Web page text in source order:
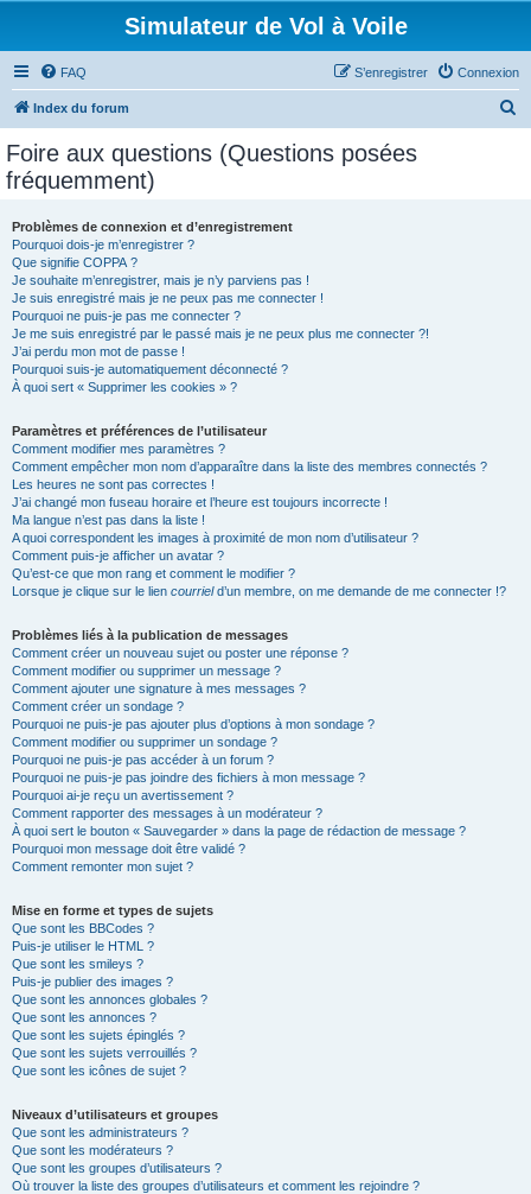
Simulateur de Vol à Voile
FAQ Connexion
S’enregistrer
Index du forum
Foire aux questions (Questions posées
fréquemment)
Problèmes de connexion et d’enregistrement
Pourquoi dois-je m’enregistrer ?
Que signifie COPPA ?
Je souhaite m’enregistrer, mais je n’y parviens pas !
Je suis enregistré mais je ne peux pas me connecter !
Pourquoi ne puis-je pas me connecter ?
Je me suis enregistré par le passé mais je ne peux plus me connecter ?!
J’ai perdu mon mot de passe !
Pourquoi suis-je automatiquement déconnecté ?
À quoi sert « Supprimer les cookies » ?
Paramètres et préférences de l’utilisateur
Comment modifier mes paramètres ?
Comment empêcher mon nom d’apparaître dans la liste des membres connectés ?
Les heures ne sont pas correctes !
J’ai changé mon fuseau horaire et l’heure est toujours incorrecte !
Ma langue n’est pas dans la liste !
A quoi correspondent les images à proximité de mon nom d’utilisateur ?
Comment puis-je afficher un avatar ?
Qu’est-ce que mon rang et comment le modifier ?
Lorsque je clique sur le lien courrield’un membre, on me demande de me connecter !?
Problèmes liés à la publication de messages
Comment créer un nouveau sujet ou poster une réponse ?
Comment modifier ou supprimer un message ?
Comment ajouter une signature à mes messages ?
Comment créer un sondage ?
Pourquoi ne puis-je pas ajouter plus d’options à mon sondage ?
Comment modifier ou supprimer un sondage ?
Pourquoi ne puis-je pas accéder à un forum ?
Pourquoi ne puis-je pas joindre des fichiers à mon message ?
Pourquoi ai-je reçu un avertissement ?
Comment rapporter des messages à un modérateur ?
À quoi sert le bouton « Sauvegarder » dans la page de rédaction de message ?
Pourquoi mon message doit être validé ?
Comment remonter mon sujet ?
Mise en forme et types de sujets
Que sont les BBCodes ?
Puis-je utiliser le HTML ?
Que sont les smileys ?
Puis-je publier des images ?
Que sont les annonces globales ?
Que sont les annonces ?
Que sont les sujets épinglés ?
Que sont les sujets verrouillés ?
Que sont les icônes de sujet ?
Niveaux d’utilisateurs et groupes
Que sont les administrateurs ?
Que sont les modérateurs ?
Que sont les groupes d’utilisateurs ?
Où trouver la liste des groupes d’utilisateurs et comment les rejoindre ?